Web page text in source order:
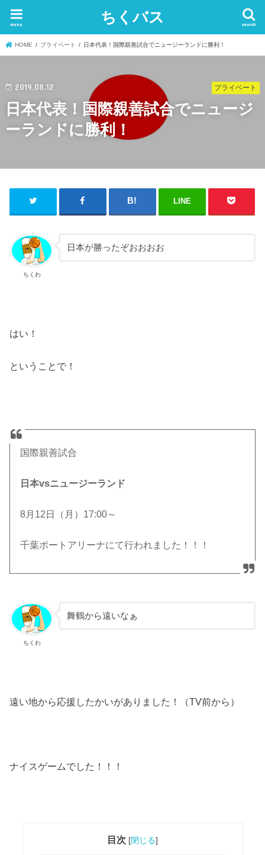
ちくバス search
menu
HOME プライベート 日本代表！国際親善試合でニュージーランドに勝利！
プライベート
2019.08.12
日本代表！国際親善試合でニュージ
ーランドに勝利！
LINE
ちくわ
日本が勝ったぞおおおお
はい！
ということで！
国際親善試合
日本vsニュージーランド
8月12日（月）17:00～
千葉ポートアリーナにて行われました！！！
ちくわ
舞鶴から遠いなぁ
遠い地から応援したかいがありました！（TV前から）
ナイスゲームでした！！！
目次 [閉じる]